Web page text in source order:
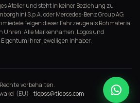
Atelier und steht in keiner Beziehung zu
S.p.A. oder Mercedes-Benz Group AG.
Felgen dieser Fahrzeuge als Rohmaterial
Alle Markennamen, Logos und
ihrer jeweiligen Inhaber.
vorbehalten.
(EU) · tiqoss@tiqoss.com